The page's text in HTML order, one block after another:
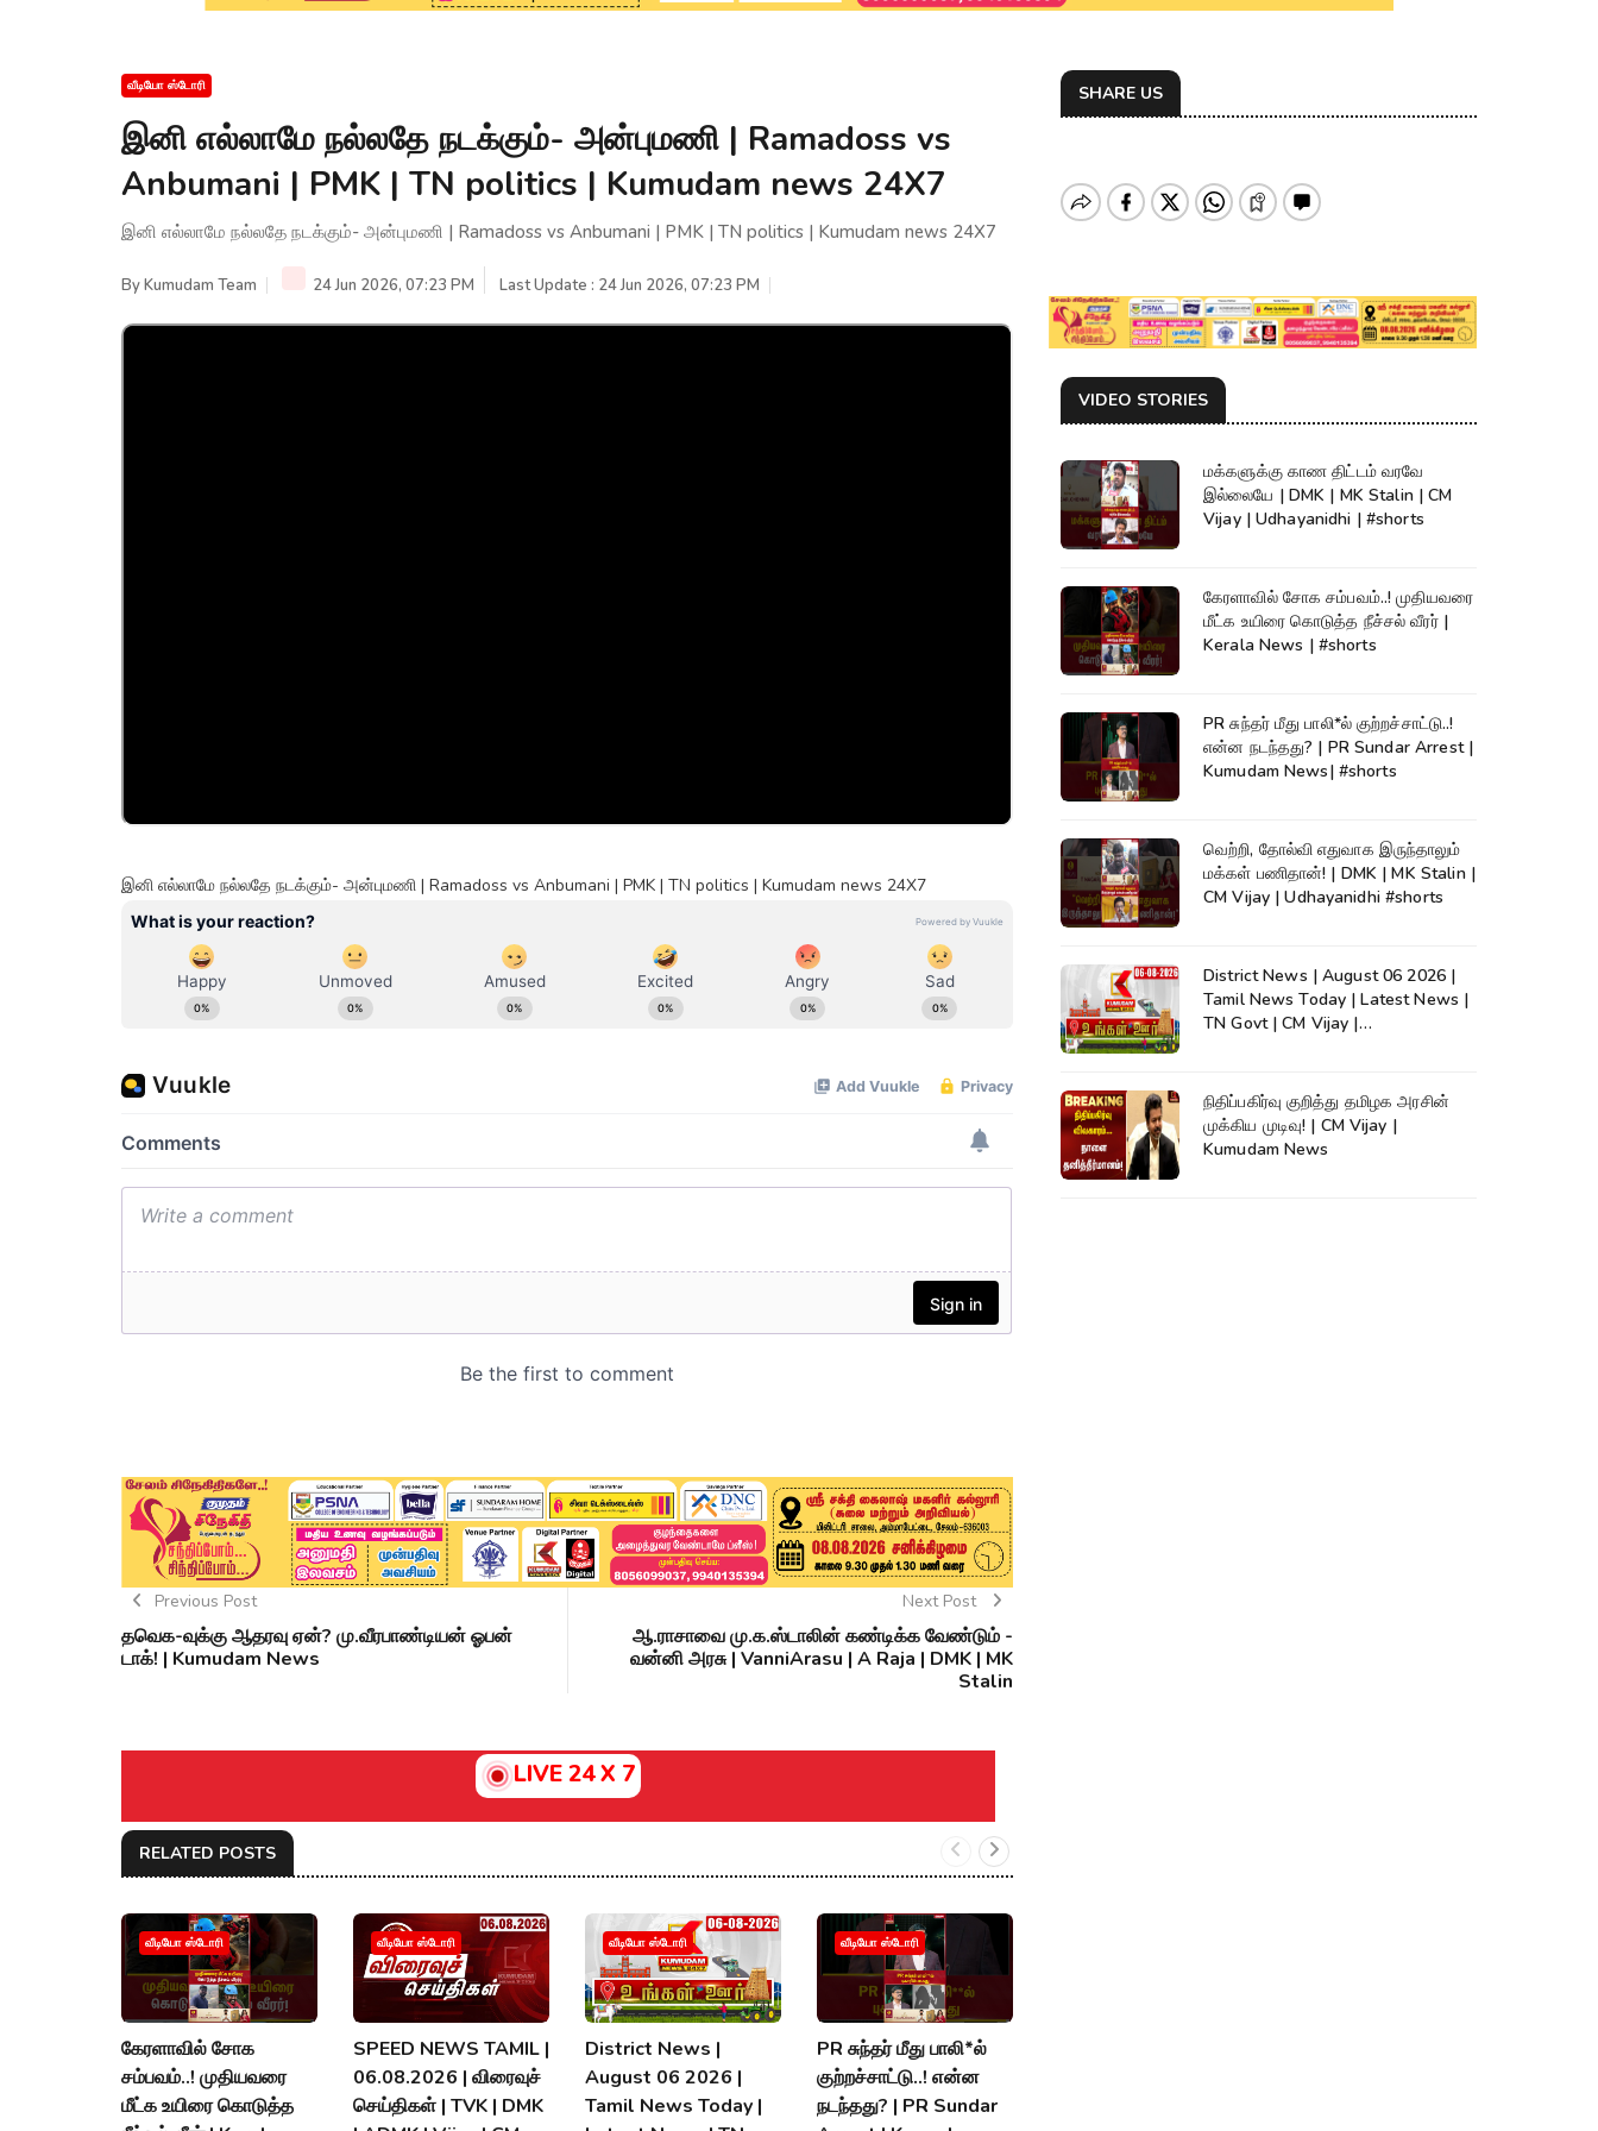
வீடியோ ஸ்டோரி
இனி எல்லாமே நல்லதே நடக்கும்- அன்புமணி | Ramadoss vs
Anbumani | PMK | TN politics | Kumudam news 24X7
இனி எல்லாமே நல்லதே நடக்கும்- அன்புமணி | Ramadoss vs Anbumani | PMK | TN politics | Kumudam news 24X7
ByKumudam Team 24 Jun 2026, 07:23 PM Last Update : 24 Jun 2026, 07:23 PM
இனி எல்லாமே நல்லதே நடக்கும்- அன்புமணி | Ramadoss vs Anbumani | PMK | TN politics | Kumudam news 24X7
Previous Post
தவெக-வுக்கு ஆதரவு ஏன்? மு.வீரபாண்டியன் ஓபன்
டாக்! | Kumudam News
Next Post
ஆ.ராசாவை மு.க.ஸ்டாலின் கண்டிக்க வேண்டும் -
வன்னி அரசு | VanniArasu | A Raja | DMK | MK
Stalin
LIVE 24 X 7
RELATED POSTS
வீடியோ ஸ்டோரி
கேரளாவில் சோக
சம்பவம்..! முதியவரை
மீட்க உயிரை கொடுத்த
வீடியோ ஸ்டோரி
SPEED NEWS TAMIL |
06.08.2026 | விரைவுச்
செய்திகள் | TVK | DMK
வீடியோ ஸ்டோரி
District News |
August 06 2026 |
Tamil News Today |
வீடியோ ஸ்டோரி
PR சுந்தர் மீது பாலி*ல்
குற்றச்சாட்டு..! என்ன
நடந்தது? | PR Sundar
SHARE US
VIDEO STORIES
மக்களுக்கு காண திட்டம் வரவே
இல்லையே | DMK | MK Stalin | CM
Vijay | Udhayanidhi | #shorts
கேரளாவில் சோக சம்பவம்..! முதியவரை
மீட்க உயிரை கொடுத்த நீச்சல் வீரர் |
Kerala News | #shorts
PR சுந்தர் மீது பாலி*ல் குற்றச்சாட்டு..!
என்ன நடந்தது? | PR Sundar Arrest |
Kumudam News| #shorts
வெற்றி, தோல்வி எதுவாக இருந்தாலும்
மக்கள் பணிதான்! | DMK | MK Stalin |
CM Vijay | Udhayanidhi #shorts
District News | August 06 2026 |
Tamil News Today | Latest News |
TN Govt | CM Vijay |
நிதிப்பகிர்வு குறித்து தமிழக அரசின்
முக்கிய முடிவு! | CM Vijay |
Kumudam News